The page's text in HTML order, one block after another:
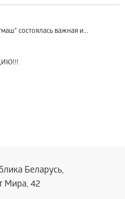
состоялась важная и...
Беларусь,
Мира, 42